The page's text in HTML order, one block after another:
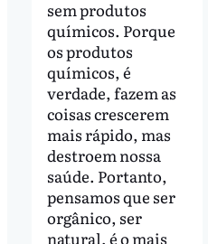
sem produtos
químicos. Porque
os produtos
químicos, é
verdade, fazem as
coisas crescerem
mais rápido, mas
destroem nossa
saúde. Portanto,
pensamos que ser
orgânico, ser
natural, é o mais